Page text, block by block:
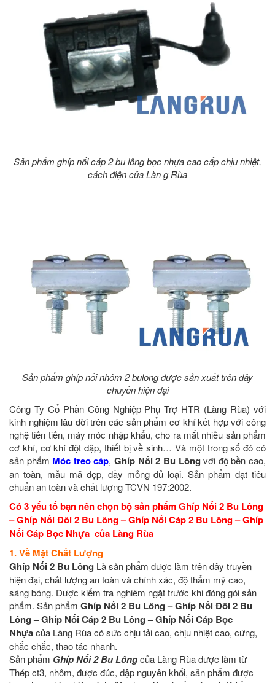
Sản phẩm ghíp nối cáp 2 bu lông bọc nhựa cao cấp chịu nhiệt,
cách điện của Làn g Rùa
Sản phẩm ghíp nối nhôm 2 bulong được sản xuất trên dây
chuyền hiện đại
Công Ty Cổ Phần Công Nghiệp Phụ Trợ HTR (Làng Rùa) với
kinh nghiệm lâu đời trên các sản phẩm cơ khí kết hợp với công
nghệ tiến tiến, máy móc nhập khẩu, cho ra mắt nhiều sản phẩm
cơ khí, cơ khí đột dập, thiết bị về sinh… Và một trong số đó có
sản phẩm Móc treo cáp,Ghíp Nối 2 Bu Lông với độ bền cao,
an toàn, mẫu mã đẹp, đầy mỏng đủ loại. Sản phẩm đạt tiêu
chuẩn an toàn và chất lượng TCVN 197:2002.
Có 3 yếu tố bạn nên chọn bộ sản phẩm Ghíp Nối 2 Bu Lông
– Ghíp Nối Đôi 2 Bu Lông – Ghíp Nối Cáp 2 Bu Lông – Ghíp
Nối Cáp Bọc Nhựa của Làng Rùa
1. Về Mặt Chất Lượng
Ghíp Nối 2 Bu Lông Là sản phẩm được làm trên dây truyền
hiện đại, chất lượng an toàn và chính xác, độ thẩm mỹ cao,
sáng bóng. Được kiểm tra nghiêm ngặt trước khi đóng gói sản
phẩm. Sản phẩm Ghíp Nối 2 Bu Lông – Ghíp Nối Đôi 2 Bu
Lông – Ghíp Nối Cáp 2 Bu Lông – Ghíp Nối Cáp Bọc
Nhựacủa Làng Rùa có sức chịu tải cao, chịu nhiệt cao, cứng,
chắc chắc, thao tác nhanh.
Sản phẩm Ghíp Nối 2 Bu Lôngcủa Làng Rùa được làm từ
Thép ct3, nhôm, được đúc, dập nguyên khối, sản phẩm được